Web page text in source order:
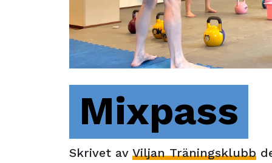
Mixpass
Skrivet av Viljan Träningsklubb